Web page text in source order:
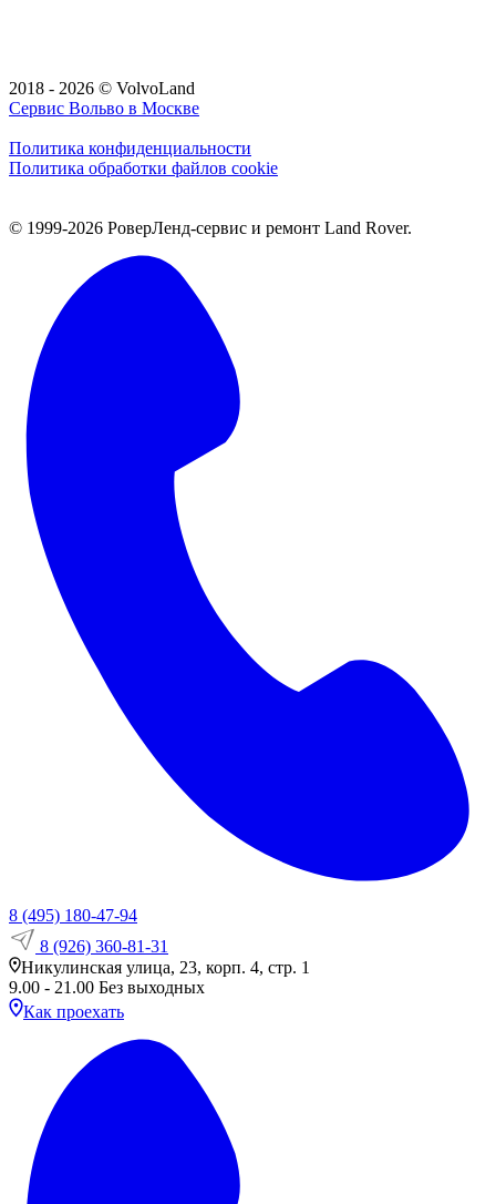
2018 - 2026 © VolvoLand
Сервис Вольво в Москве
Политика конфиденциальности
Политика обработки файлов cookie
© 1999-2026 РоверЛенд-сервис и ремонт Land Rover.
8 (495) 180-47-94
8 (926) 360-81-31
Никулинская улица, 23, корп. 4, стр. 1
9.00 - 21.00 Без выходных
Как проехать